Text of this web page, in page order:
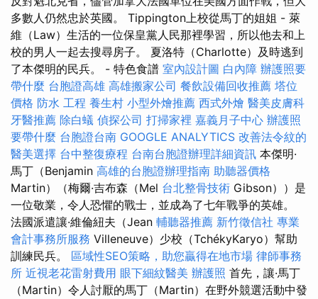
多數人仍然忠於英國。 Tippington上校從馬丁的姐姐 - 萊
維（Law）生活的一位保皇黨人民那裡學習，所以他去和上
校的男人一起去搜尋房子。 夏洛特（Charlotte）及時逃到
了本傑明的民兵。 - 特色食譜 室內設計圖 白內障 辦護照要
帶什麼 台胞證高雄 高雄搬家公司 餐飲設備回收推薦 塔位
價格 防水 工程 養生村 小型外燴推薦 西式外燴 醫美皮膚科
牙醫推薦 除白蟻 偵探公司 打掃家裡 嘉義月子中心 辦護照
要帶什麼 台胞證台南 GOOGLE ANALYTICS 改善法令紋的
醫美選擇 台中整復療程 台南台胞證辦理詳細資訊 本傑明·
馬丁（Benjamin 高雄的台胞證辦理指南 助聽器價格
Martin）（梅爾·吉布森（Mel 台北整骨技術 Gibson））是
一位敬業，令人恐懼的戰士，並成為了七年戰爭的英雄。
法國派遣讓·維倫紐夫（Jean 輔聽器推薦 新竹徵信社 專業
會計事務所服務 Villeneuve）少校（TchékyKaryo）幫助
訓練民兵。 區域性SEO策略，助您贏得在地市場 律師事務
所 近視老花雷射費用 眼下細紋醫美 辦護照 首先，讓·馬丁
（Martin）令人討厭的馬丁（Martin）在野外競選活動中發